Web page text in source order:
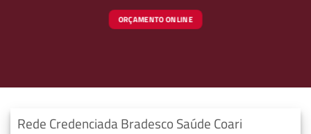
ORÇAMENTO ONLINE
Rede Credenciada Bradesco Saúde Coari